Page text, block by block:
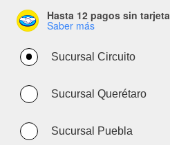
Hasta 12 pagos sin tarjeta
Saber más
Sucursal Circuito
Sucursal Querétaro
Sucursal Puebla